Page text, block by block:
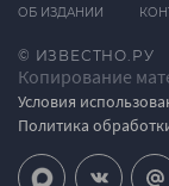
© ИЗВЕСТНО.РУ
Копирование
Условия
Политика
ОБ ИЗДАНИИ